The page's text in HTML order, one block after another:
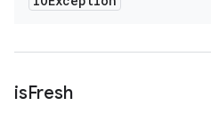
isFresh